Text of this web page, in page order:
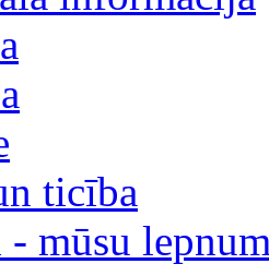
ticība
mūsu